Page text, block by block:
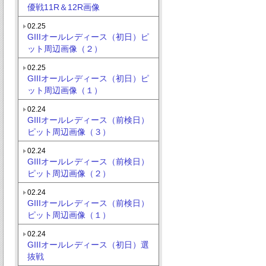
優戦11R＆12R画像
02.25
GIIIオールレディース（初日）ピ
ット周辺画像（２）
02.25
GIIIオールレディース（初日）ピ
ット周辺画像（１）
02.24
GIIIオールレディース（前検日）
ピット周辺画像（３）
02.24
GIIIオールレディース（前検日）
ピット周辺画像（２）
02.24
GIIIオールレディース（前検日）
ピット周辺画像（１）
02.24
GIIIオールレディース（初日）選
抜戦